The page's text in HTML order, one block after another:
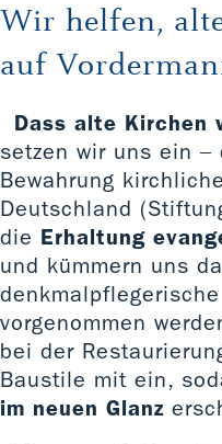
Wir helfen,
auf
Dass alte Kirchen
setzen wir uns ein –
Bewahrung
Deutschland
die Erhaltung
und kümmern uns
vorgenommen
bei der
Baustile mit ein,
im neuen Glanz